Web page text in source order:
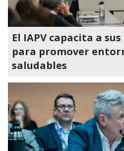
El IAPV capacita a
para promover
saludables